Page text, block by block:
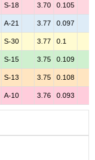
S-18 3.70 0.105
A-21 3.77 0.097
S-30 3.77 0.1
S-15 3.75 0.109
S-13 3.75 0.108
A-10 3.76 0.093